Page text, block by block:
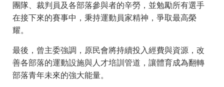
團隊、裁判員及各部落參與者的辛勞，並勉勵所有選手
在接下來的賽事中，秉持運動員家精神，爭取最高榮
耀。
最後，曾主委強調，原民會將持續投入經費與資源，改
善各部落的運動設施與人才培訓管道，讓體育成為翻轉
部落青年未來的強大能量。